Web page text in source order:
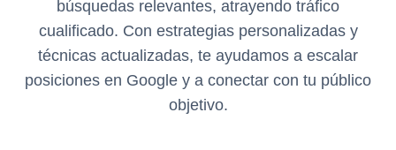
búsquedas relevantes, atrayendo tráfico
cualificado. Con estrategias personalizadas y
técnicas actualizadas, te ayudamos a escalar
posiciones en Google y a conectar con tu público
objetivo.